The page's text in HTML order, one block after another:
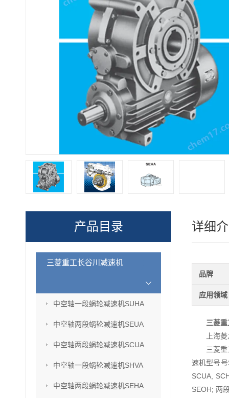
产品目录
三菱重工长谷川减速机
中空轴一段蜗轮减速机SUHA
中空轴两段蜗轮减速机SEUA
中空轴两段蜗轮减速机SCUA
中空轴一段蜗轮减速机SHVA
中空轴两段蜗轮减速机SEHA
详细
品牌
应用领域
三菱
上海
三菱
速机型号
SCUA,
SEOH; 两